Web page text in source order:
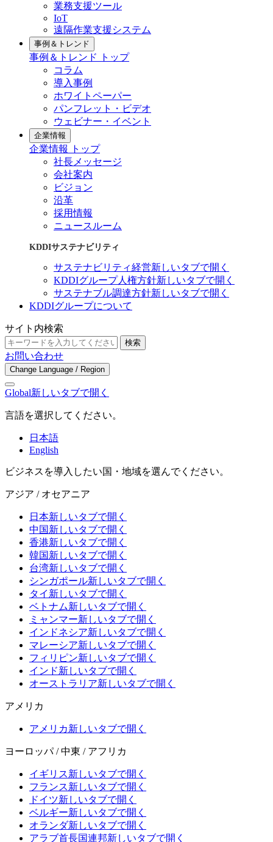
業務支援ツール
IoT
遠隔作業支援システム
事例＆トレンド
事例＆トレンド トップ
コラム
導入事例
ホワイトペーパー
パンフレット・ビデオ
ウェビナー・イベント
企業情報
企業情報 トップ
社長メッセージ
会社案内
ビジョン
沿革
採用情報
ニュースルーム
KDDIサステナビリティ
サステナビリティ経営新しいタブで開く
KDDIグループ人権方針新しいタブで開く
サステナブル調達方針新しいタブで開く
KDDIグループについて
サイト内検索
検索
お問い合わせ
Change Language / Region
Global新しいタブで開く
言語を選択してください。
日本語
English
ビジネスを導入したい国・地域を選んでください。
アジア / オセアニア
日本新しいタブで開く
中国新しいタブで開く
香港新しいタブで開く
韓国新しいタブで開く
台湾新しいタブで開く
シンガポール新しいタブで開く
タイ 新しいタブで開く
ベトナム新しいタブで開く
ミャンマー新しいタブで開く
インドネシア新しいタブで開く
マレーシア新しいタブで開く
フィリピン新しいタブで開く
インド新しいタブで開く
オーストラリア新しいタブで開く
アメリカ
アメリカ新しいタブで開く
ヨーロッパ / 中東 / アフリカ
イギリス新しいタブで開く
フランス新しいタブで開く
ドイツ新しいタブで開く
ベルギー新しいタブで開く
オランダ新しいタブで開く
アラブ首長国連邦新しいタブで開く